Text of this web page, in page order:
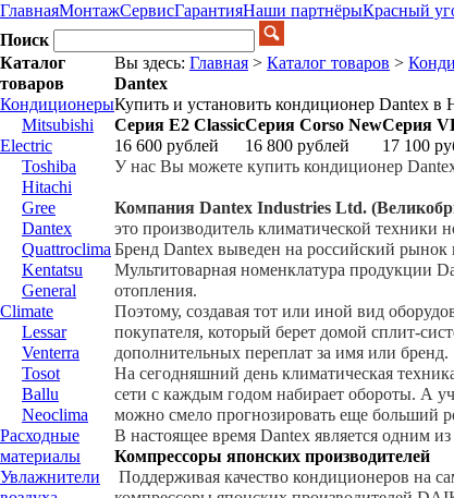
ГлавнаяМонтажСервисГарантияНаши партнёрыКрасный
Поиск
Каталог
товаров
Кондиционеры
Mitsubishi
Electric
Toshiba
Hitachi
Gree
Dantex
Quattroclima
Kentatsu
General
Climate
Lessar
Venterra
Tosot
Ballu
Neoclima
Расходные
материалы
Увлажнители
Вы здесь: Главная > Каталог товаров >
Dantex
Купить и установить кондиционер Dantex
Серия E2 Classic
16 600 рублей
Серия Corso New
16 800 рублей
Серия
17 100
У нас Вы можете купить кондиционер
Компания Dantex Industries Ltd.
это производитель климатической техники
Бренд Dantex выведен на российский рынок
Мультитоварная номенклатура продукции
отопления.
Поэтому, создавая тот или иной вид
покупателя, который берет домой сплит-
дополнительных переплат за имя или бренд.
На сегодняшний день климатическая
сети с каждым годом набирает обороты. А
можно смело прогнозировать еще больший
В настоящее время Dantex является одним
Компрессоры японских производителей
Поддерживая качество кондиционеров на